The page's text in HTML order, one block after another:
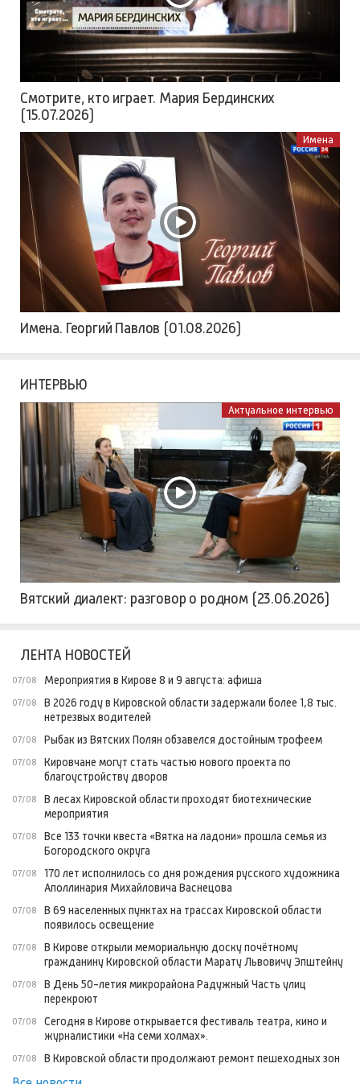
Смотрите, кто играет. Мария Бердинских
(15.07.2026)
Имена
Имена. Георгий Павлов (01.08.2026)
ИНТЕРВЬЮ
Актуальное интервью
Вятский диалект: разговор о родном (23.06.2026)
ЛЕНТА НОВОСТЕЙ
07/08 Мероприятия в Кирове 8 и 9 августа: афиша
07/08
В 2026 году в Кировской области задержали более 1,8 тыс.
нетрезвых водителей
07/08 Рыбак из Вятских Полян обзавелся достойным трофеем
07/08
Кировчане могут стать частью нового проекта по
благоустройству дворов
07/08
В лесах Кировской области проходят биотехнические
мероприятия
07/08
Все 133 точки квеста «Вятка на ладони» прошла семья из
Богородского округа
07/08
170 лет исполнилось со дня рождения русского художника
Аполлинария Михайловича Васнецова
07/08
В 69 населенных пунктах на трассах Кировской области
появилось освещение
07/08
В Кирове открыли мемориальную доску почётному
гражданину Кировской области Марату Львовичу Эпштейну
07/08
В День 50-летия микрорайона Радужный Часть улиц
перекроют
07/08
Сегодня в Кирове открывается фестиваль театра, кино и
журналистики «На семи холмах».
07/08 В Кировской области продолжают ремонт пешеходных зон